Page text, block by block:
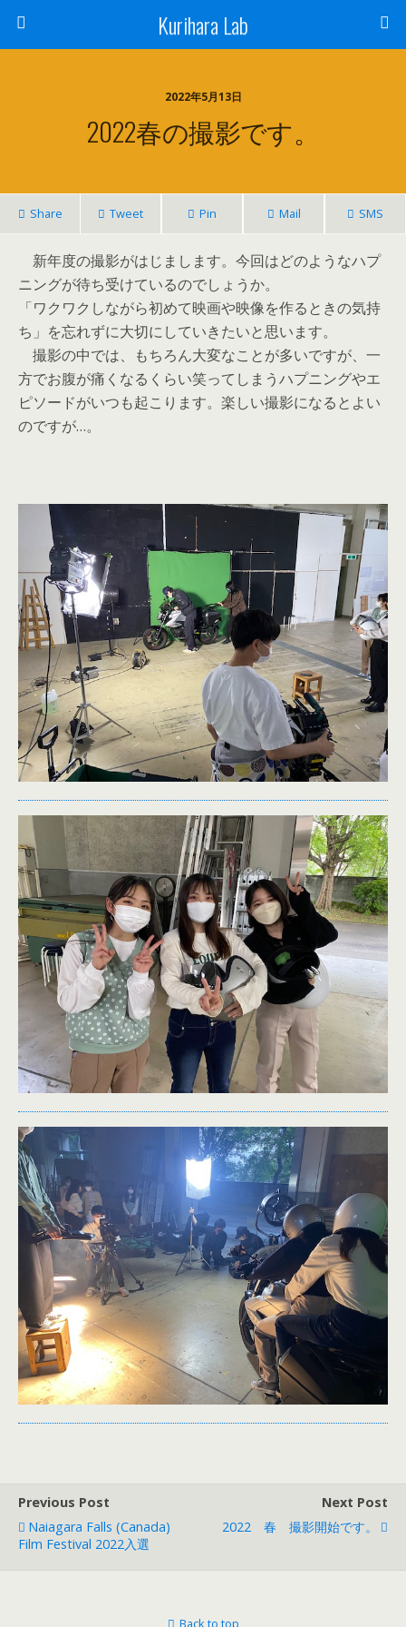
Kurihara Lab
2022年5月13日
2022春の撮影です。
Share Tweet Pin Mail SMS
新年度の撮影がはじまします。今回はどのようなハプ
ニングが待ち受けているのでしょうか。
「ワクワクしながら初めて映画や映像を作るときの気持
ち」を忘れずに大切にしていきたいと思います。
撮影の中では、もちろん大変なことが多いですが、一
方でお腹が痛くなるくらい笑ってしまうハプニングやエ
ピソードがいつも起こります。楽しい撮影になるとよい
のですが…。
Previous Post
Naiagara Falls (Canada)
Film Festival 2022入選
Next Post
2022 春 撮影開始です。
Back to top